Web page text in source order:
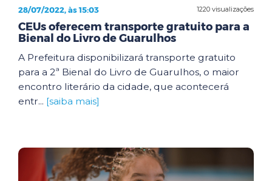
1220 visualizações
28/07/2022, às 15:03
CEUs oferecem transporte gratuito para a
Bienal do Livro de Guarulhos
A Prefeitura disponibilizará transporte gratuito
para a 2ª Bienal do Livro de Guarulhos, o maior
encontro literário da cidade, que acontecerá
entr... [saiba mais]